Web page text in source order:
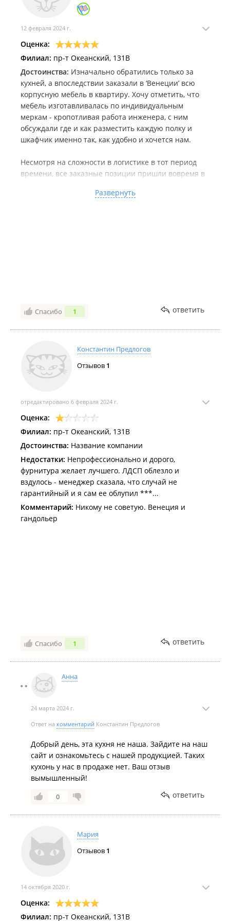
12 февраля 2024 г.
Оценка:
Филиал: пр-т Океанский, 131В
Достоинства: Изначально обратились только за
кухней, а впоследствии заказали в ‘Венеции’ всю
корпусную мебель в квартиру. Хочу отметить, что
мебель изготавливалась по индивидуальным
меркам - кропотливая работа инженера, с ним
обсуждали где и как разместить каждую полку и
шкафчик именно так, как удобно и хочется нам.
Несмотря на сложности в логистике в тот период
времени, все заказные позиции пришли вовремя в
Развернуть
Спасибо 1 ответить
Константин Предлогов
Отзывов 1
отредактировано 6 февраля 2024 г.
Оценка:
Филиал: пр-т Океанский, 131В
Достоинства: Название компании
Недостатки: Непрофессионально и дорого,
фурнитура желает лучшего. ЛДСП облезло и
вздулось - менеджер сказала, что случай не
гарантийный и я сам ее облупил ***...
Комментарий: Никому не советую. Венеция и
гандольер
Спасибо 1 ответить
Анна
24 марта 2024 г.
Ответ на комментарий Константин Предлогов
Добрый день, эта кухня не наша. Зайдите на наш
сайт и ознакомьтесь с нашей продукцией. Таких
кухонь у нас в продаже нет. Ваш отзыв
вымышленный!
0 ответить
Мария
Отзывов 1
14 октября 2020 г.
Оценка:
Филиал: пр-т Океанский, 131В